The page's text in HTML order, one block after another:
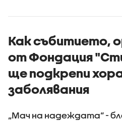
Как събитието,
от Фондация
ще подкрепи
заболявания
„Мач на надеждата“ -